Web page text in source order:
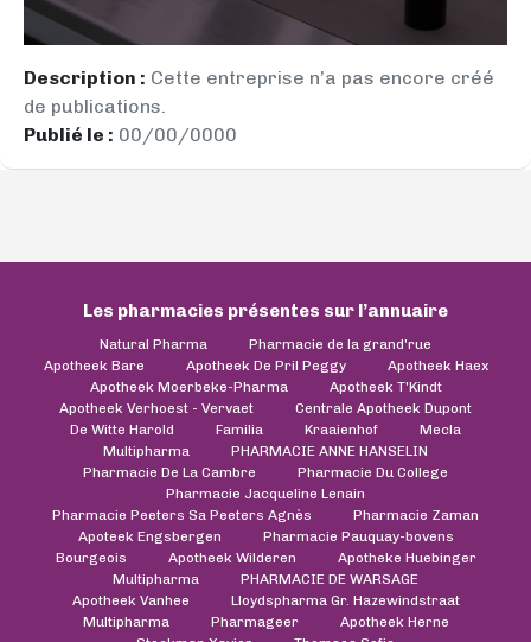
Description : Cette entreprise n’a pas encore créé
de publications.
Publié le : 00/00/0000
Les pharmacies présentes sur l’annuaire
Natural Pharma
Pharmacie de la grand'rue
Apotheek Bare
Apotheek De Pril Peggy
Apotheek Haex
Apotheek Moerbeke-Pharma
Apotheek T'Kindt
Apotheek Verhoest - Vervaet
Centrale Apotheek Dupont
De Witte Harold
Familia Kraaienhof
Mecla
Multipharma
PHARMACIE ANNE HANSELIN
Pharmacie De La Cambre
Pharmacie Du College
Pharmacie Jacqueline Lenain
Pharmacie Peeters Sa Peeters Agnès
Pharmacie Zaman
Apoteek Engsbergen
Pharmacie Pauquay-bovens
Bourgeois
Apotheek Wilderen
Apotheke Huebinger
Multipharma
PHARMACIE DE WARSAGE
Apotheek Vanhee
Lloydspharma Gr. Hazewindstraat
Multipharma
Pharmageer
Apotheek Herne